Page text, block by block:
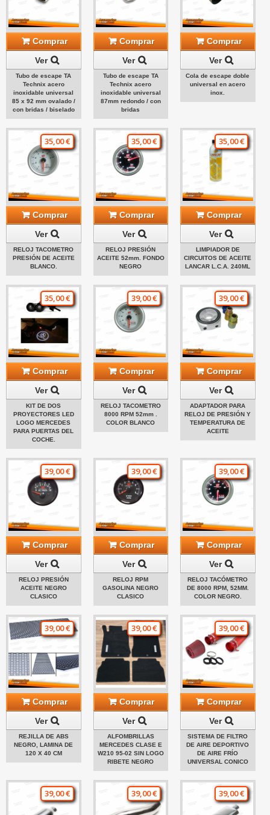
Comprar
Ver
Tubo de escape TA
Technix acero
inoxidable universal
85 x 92 mm ovalado /
con bridas / biselado
Comprar
Ver
Tubo de escape TA
Technix acero
inoxidable universal
87mm redondo / con
bridas
Comprar
Ver
Cola de escape doble
universal en acero
inox.
35,00 €
Comprar
Ver
RELOJ TACOMETRO
PRESIÓN DE ACEITE
BLANCO.
35,00 €
Comprar
Ver
RELOJ PRESIÓN
ACEITE 52mm. FONDO
NEGRO
35,00 €
Comprar
Ver
LIMPIADOR DE
CIRCUITOS DE ACEITE
LANCAR L.C.A. 240ML
35,00 €
Comprar
Ver
KIT DE DOS
PROYECTORES LED
LOGO MERCEDES
PARA PUERTAS DEL
COCHE.
39,00 €
Comprar
Ver
RELOJ TACOMETRO
8000 RPM 52mm .
COLOR BLANCO
39,00 €
Comprar
Ver
ADAPTADOR PARA
RELOJ DE PRESIÓN Y
TEMPERATURA DE
ACEITE
39,00 €
Comprar
Ver
RELOJ PRESIÓN
ACEITE NEGRO
CLASICO
39,00 €
Comprar
Ver
RELOJ RPM
GASOLINA NEGRO
CLASICO
39,00 €
Comprar
Ver
RELOJ TACÓMETRO
DE 8000 RPM, 52MM.
COLOR NEGRO.
39,00 €
Comprar
Ver
REJILLA DE ABS
NEGRO, LAMINA DE
120 X 40 CM
39,00 €
Comprar
Ver
ALFOMBRILLAS
MERCEDES CLASE E
W210 95-02 SIN LOGO
RIBETE NEGRO
39,00 €
Comprar
Ver
SISTEMA DE FILTRO
DE AIRE DEPORTIVO
DE AIRE FRÍO
UNIVERSAL CONICO
39,00 € 39,00 € 39,00 €